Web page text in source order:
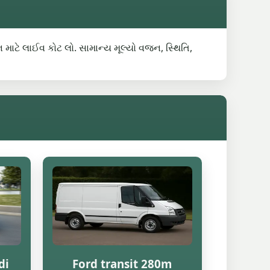
લાઈવ કોટ લો. સામાન્ય મૂલ્યો વજન, સ્થિતિ,
Ford transit 280m